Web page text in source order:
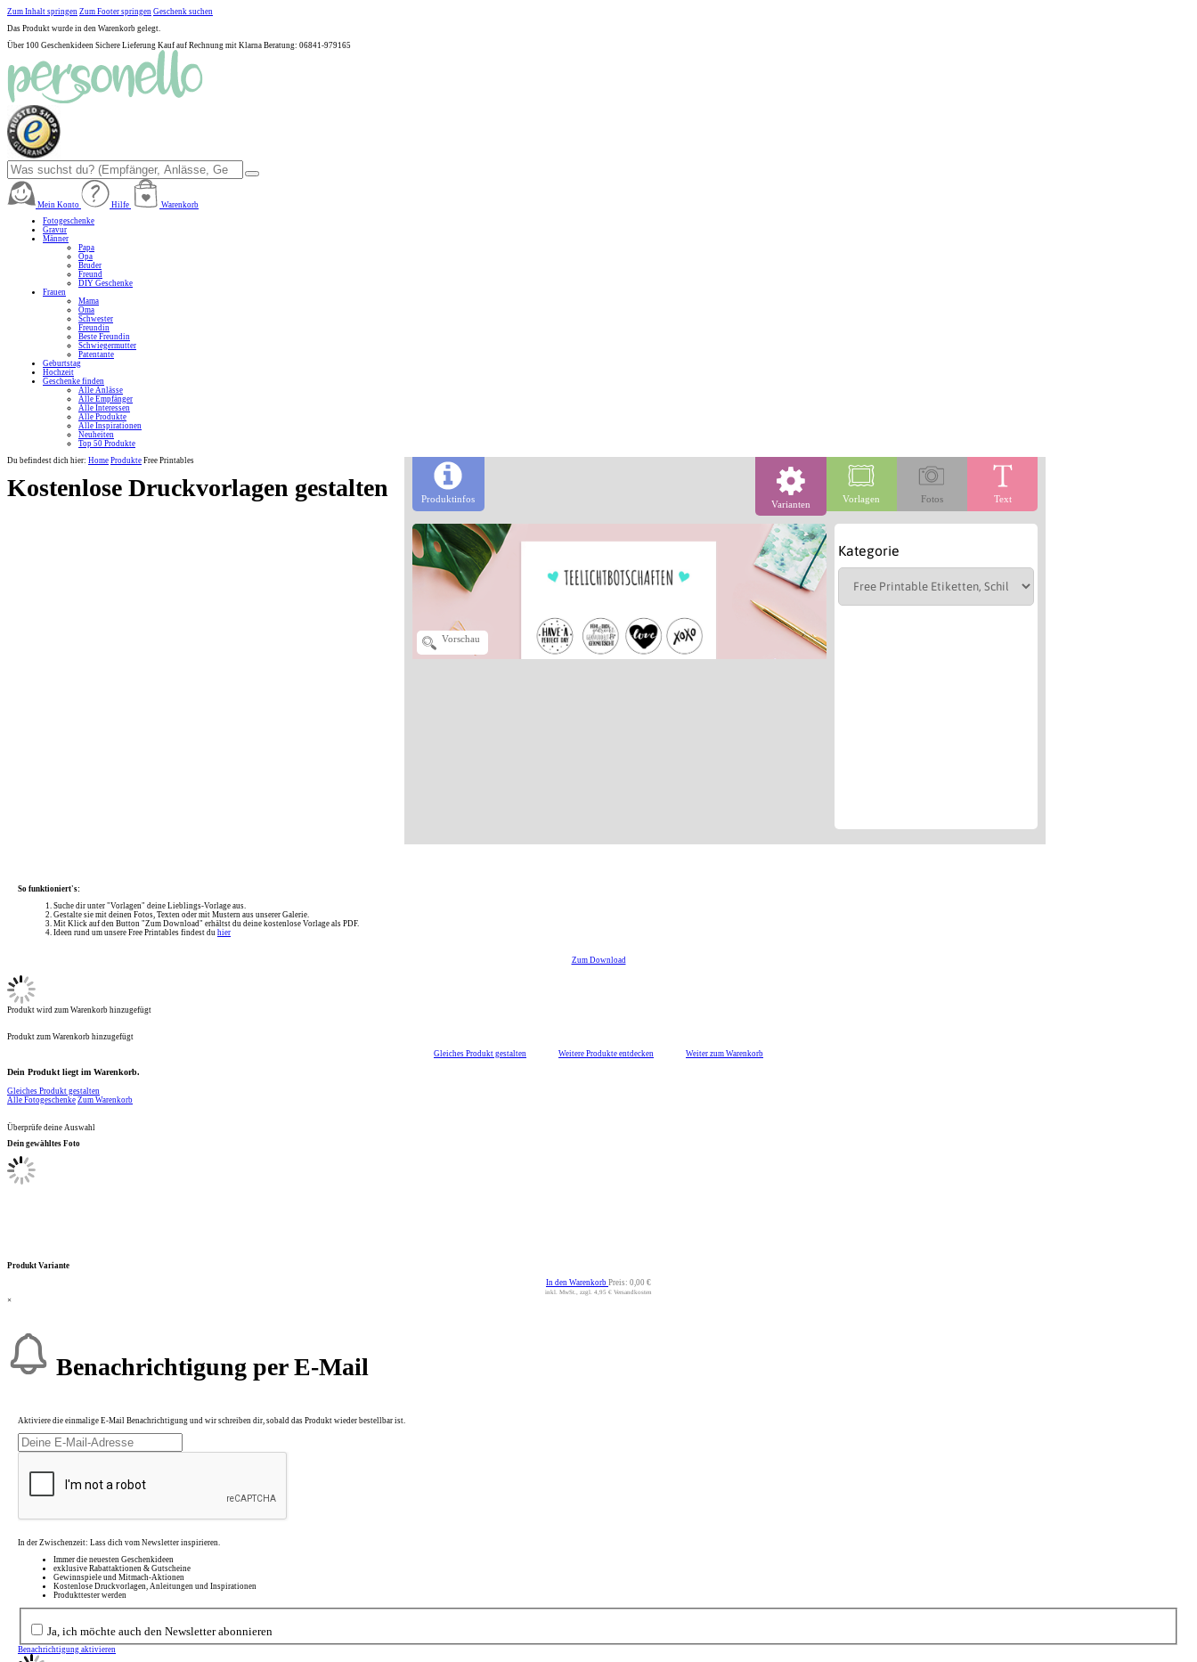
Zum Inhalt springen Zum Footer springen Geschenk suchen
Das Produkt wurde in den Warenkorb gelegt.
Über 100 Geschenkideen Sichere Lieferung Kauf auf Rechnung mit Klarna Beratung: 06841-979165
Mein Konto Hilfe
Warenkorb
Fotogeschenke
Gravur
Männer
Papa
Opa
Bruder
Freund
DIY Geschenke
Frauen
Mama
Oma
Schwester
Freundin
Beste Freundin
Schwiegermutter
Patentante
Geburtstag
Hochzeit
Geschenke finden
Alle Anlässe
Alle Empfänger
Alle Interessen
Alle Produkte
Alle Inspirationen
Neuheiten
Top 50 Produkte
Du befindest dich hier: Home Produkte Free Printables
Kostenlose Druckvorlagen gestalten Produktinfos Varianten Vorlagen Fotos Text
Vorschau
Kategorie
So funktioniert's:
Suche dir unter "Vorlagen" deine Lieblings-Vorlage aus.
Gestalte sie mit deinen Fotos, Texten oder mit Mustern aus unserer Galerie.
Mit Klick auf den Button "Zum Download" erhältst du deine kostenlose Vorlage als PDF.
Ideen rund um unsere Free Printables findest du hier
Zum Download
Produkt wird zum Warenkorb hinzugefügt
Produkt zum Warenkorb hinzugefügt
Gleiches Produkt gestalten
Weitere Produkte entdecken Weiter zum Warenkorb
Dein Produkt liegt im Warenkorb.
Gleiches Produkt gestalten
Alle Fotogeschenke Zum Warenkorb
Überprüfe deine Auswahl
Dein gewähltes Foto
Produkt Variante
In den Warenkorb Preis: 0,00 €
inkl. MwSt., zzgl. 4,95 € Versandkosten
×
Benachrichtigung per E-Mail
Aktiviere die einmalige E-Mail Benachrichtigung und wir schreiben dir, sobald das Produkt wieder bestellbar ist.
In der Zwischenzeit: Lass dich vom Newsletter inspirieren.
Immer die neuesten Geschenkideen
exklusive Rabattaktionen & Gutscheine
Gewinnspiele und Mitmach-Aktionen
Kostenlose Druckvorlagen, Anleitungen und Inspirationen
Produkttester werden
Ja, ich möchte auch den Newsletter abonnieren
Benachrichtigung aktivieren